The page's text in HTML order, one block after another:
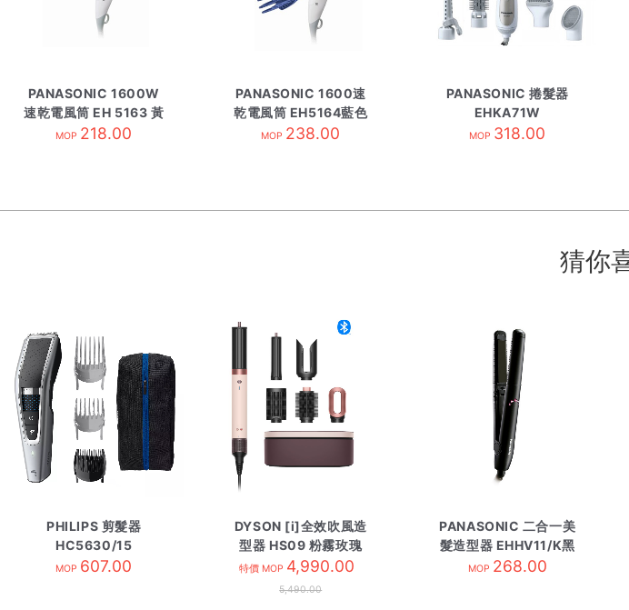
PANASONIC 1600W
速乾電風筒 EH 5163 黃
色
MOP 218.00
PANASONIC 1600速
乾電風筒 EH5164藍色
MOP 238.00
PANASONIC 捲髮器
EHKA71W
MOP 318.00
猜你
PHILIPS 剪髮器
HC5630/15
MOP 607.00
DYSON [i]全效吹風造
型器 HS09 粉霧玫瑰
特價 MOP 4,990.00
5,490.00
PANASONIC 二合一美
髮造型器 EHHV11/K黑
MOP 268.00